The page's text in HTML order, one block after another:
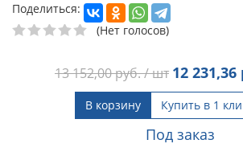
Поделиться:
(Нет голосов)
13 152,00руб. / шт 12 231,36
В корзину Купить в 1
Под заказ